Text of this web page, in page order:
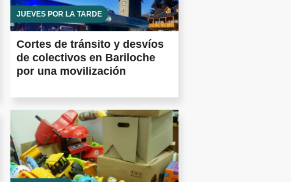
JUEVES POR LA TARDE
Cortes de tránsito y desvíos
de colectivos en Bariloche
por una movilización